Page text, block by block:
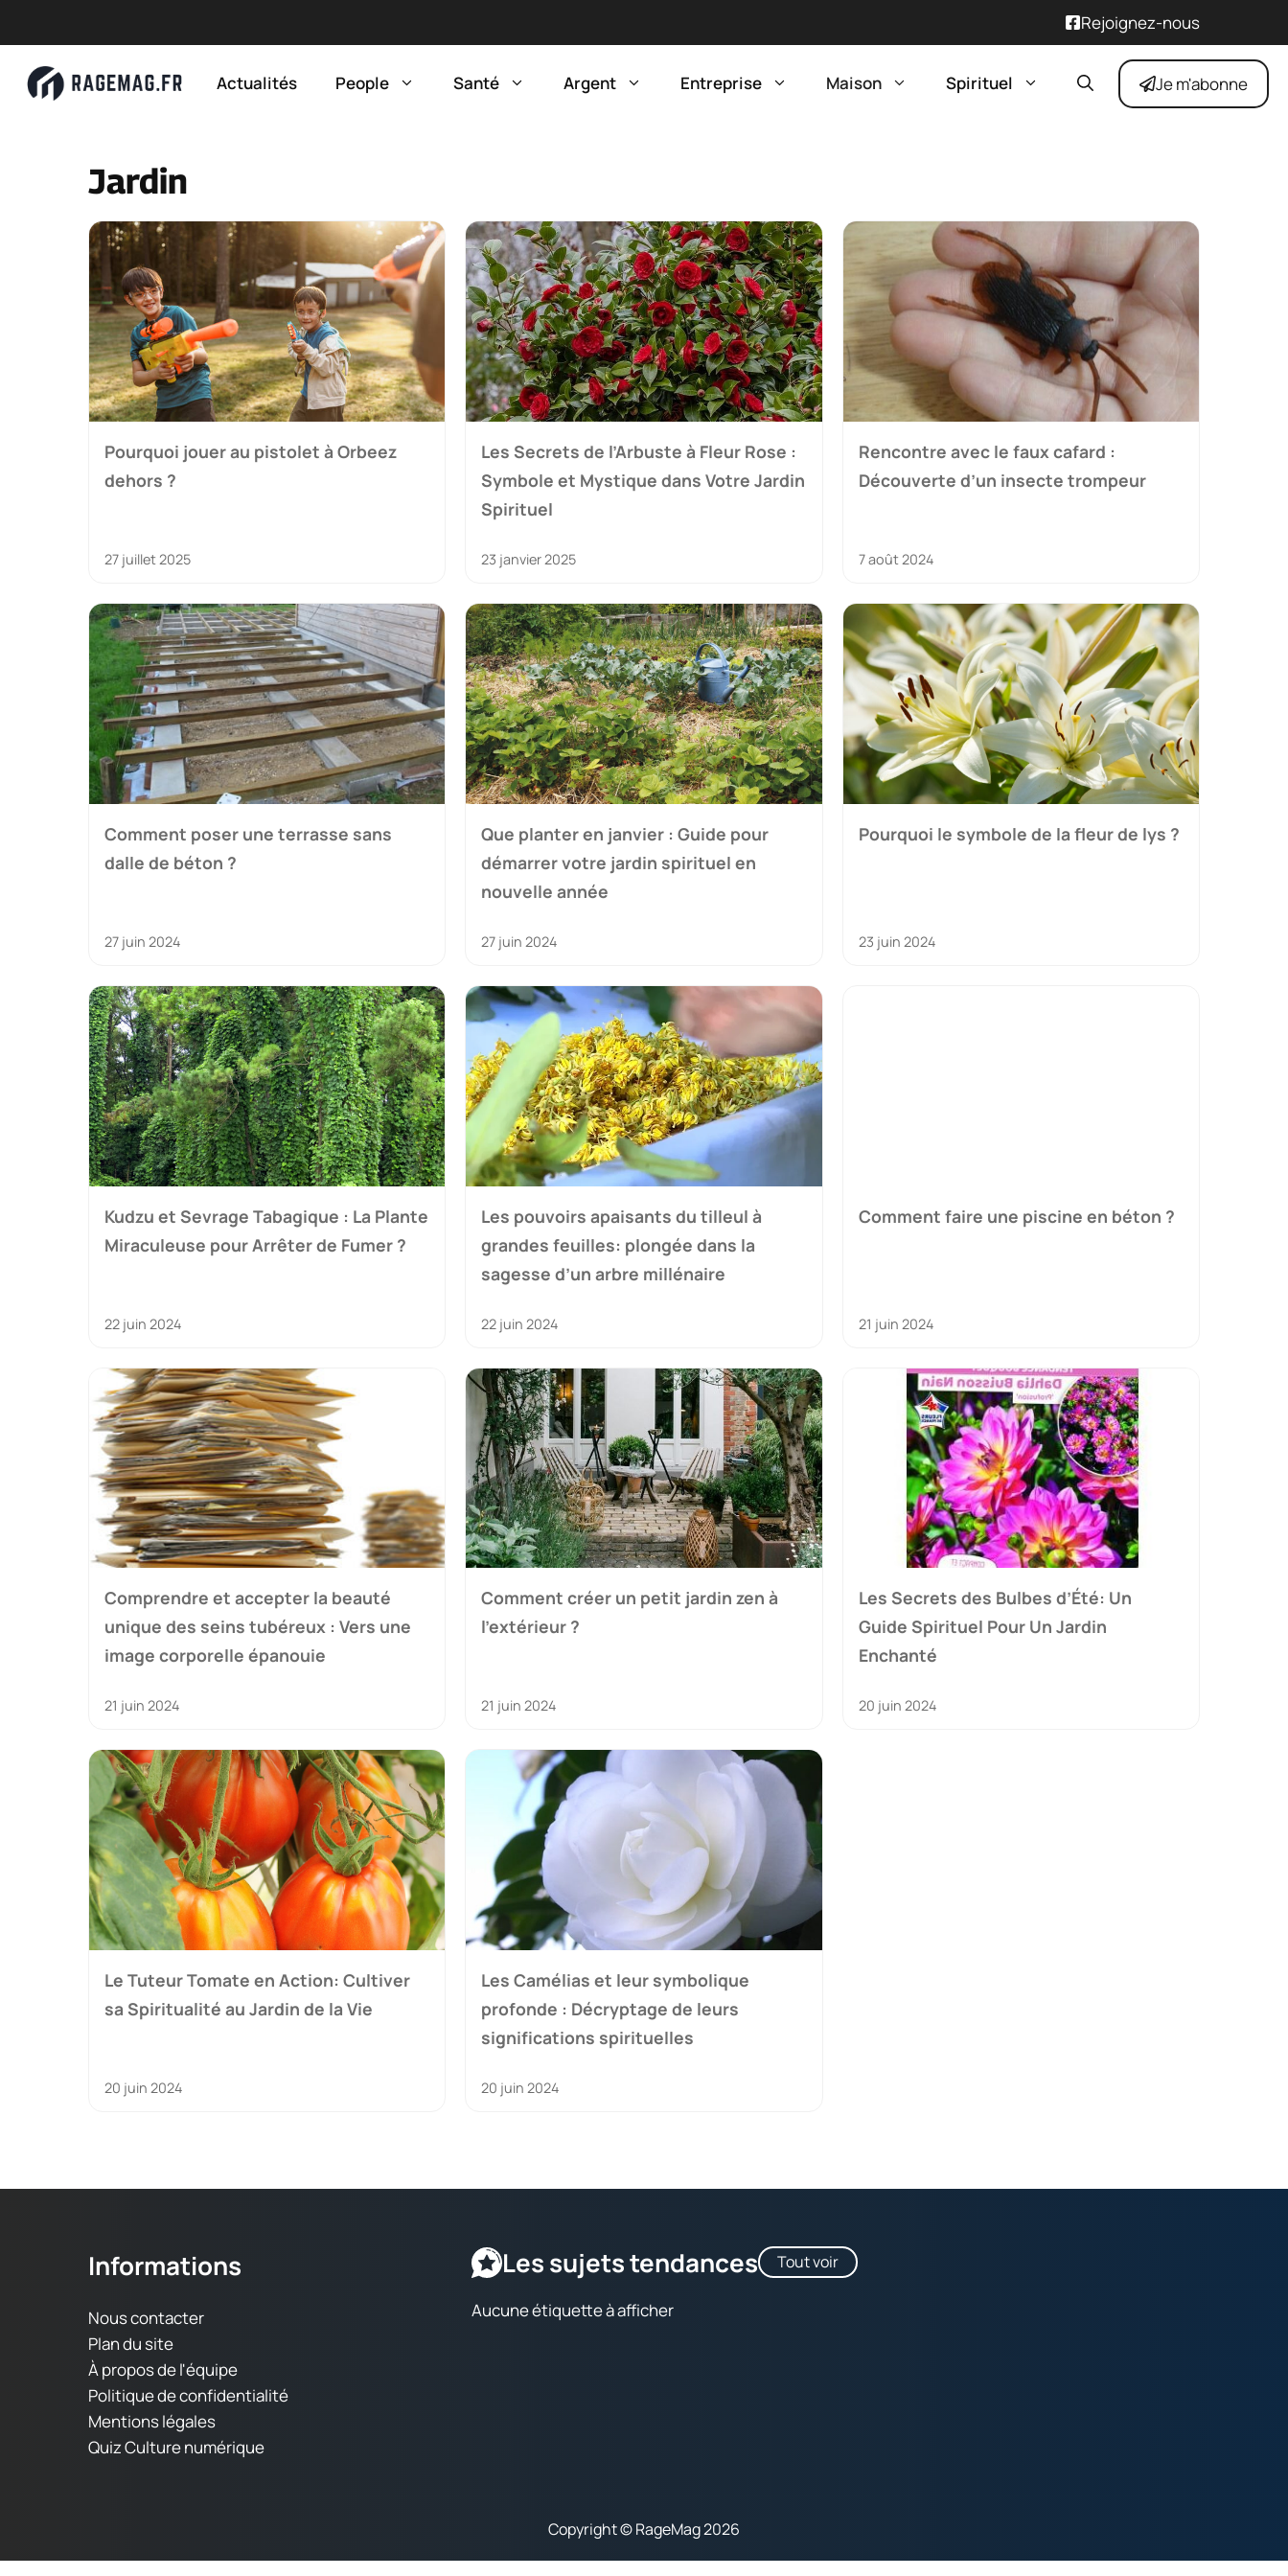
Rejoignez-nous
Actualités People Santé Argent Entreprise Maison Spirituel Je m'abonne
Jardin
Pourquoi jouer au pistolet à Orbeez
dehors ?
27 juillet 2025
Les Secrets de l’Arbuste à Fleur Rose :
Symbole et Mystique dans Votre Jardin
Spirituel
23 janvier 2025
Rencontre avec le faux cafard :
Découverte d’un insecte trompeur
7 août 2024
Comment poser une terrasse sans
dalle de béton ?
27 juin 2024
Que planter en janvier : Guide pour
démarrer votre jardin spirituel en
nouvelle année
27 juin 2024
Pourquoi le symbole de la fleur de lys ?
23 juin 2024
Kudzu et Sevrage Tabagique : La Plante
Miraculeuse pour Arrêter de Fumer ?
22 juin 2024
Les pouvoirs apaisants du tilleul à
grandes feuilles: plongée dans la
sagesse d’un arbre millénaire
22 juin 2024
Comment faire une piscine en béton ?
21 juin 2024
Comprendre et accepter la beauté
unique des seins tubéreux : Vers une
image corporelle épanouie
21 juin 2024
Comment créer un petit jardin zen à
l’extérieur ?
21 juin 2024
Les Secrets des Bulbes d’Été: Un
Guide Spirituel Pour Un Jardin
Enchanté
20 juin 2024
Le Tuteur Tomate en Action: Cultiver
sa Spiritualité au Jardin de la Vie
20 juin 2024
Les Camélias et leur symbolique
profonde : Décryptage de leurs
significations spirituelles
20 juin 2024
Informations
Nous contacter
Plan du site
À propos de l'équipe
Politique de confidentialité
Mentions légales
Quiz Culture numérique
Les sujets tendances Tout voir
Aucune étiquette à afficher
Copyright © RageMag 2026